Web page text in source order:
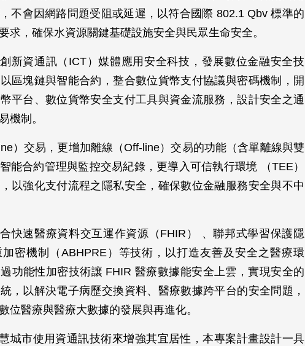
不會因網路問題受阻或延遲，以符合國際 802.1 Qbv 標準的
求，確保水資源關鍵基礎設施安全與民眾生命安全。
新資通訊（ICT）媒體應用安全科技，發展數位金融安全技
區塊鏈與智能合約，整合數位貨幣支付協議與密碼機制，開
平台、數位貨幣安全支付工具與資金流服務，設計安全之通
機制。
）交易，更增加離線（Off-line）交易的功能（含單離線與雙
能合約管理與監控交易紀錄，更導入可信執行環境 （TEE）
以強化支付流程之隱私安全，確保數位金融服務安全與不中
快速醫療資料交互運作資源（FHIR） 、聯邦式學習保護隱
密機制（ABHPRE）等技術，以打造友善及安全之醫療環
功能性加密技術讓 FHIR 醫療數據能安全上雲，實現安全的
，以解決電子病歷交換資料、醫療數據跨平台的安全問題，
位醫療與醫療大數據的發展與再進化。
城市使用資通訊技術來增強其宜居性，本專案計畫設計一具